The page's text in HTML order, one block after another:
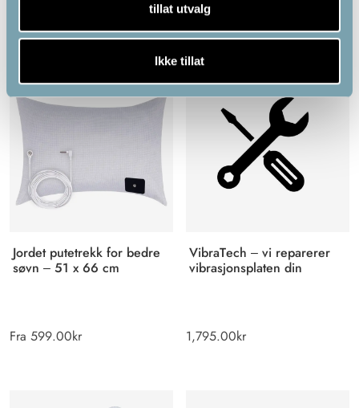
tillat utvalg
Ikke tillat
Relaterte produkter
Jordet putetrekk for bedre
søvn – 51 x 66 cm
Fra 599.00kr
VibraTech – vi reparerer
vibrasjonsplaten din
1,795.00kr